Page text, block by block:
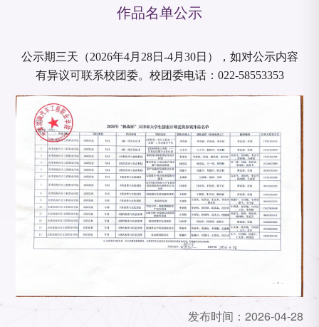
作品名单公示
公示期三天（2026年4月28日-4月30日），如对公示内容
有异议可联系校团委。校团委电话：022-58553353
发布时间： 2026-04-28